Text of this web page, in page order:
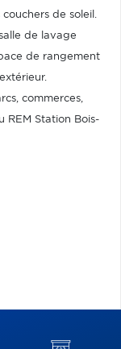
de soleil.
de lavage
de rangement
commerces,
REM Station Bois-